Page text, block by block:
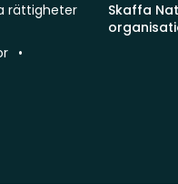
Skaffa
rättigheter